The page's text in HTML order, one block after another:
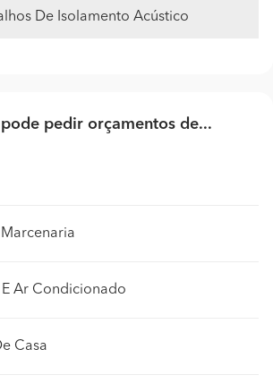
De Isolamento Acústico
pedir orçamentos de...
Ar Condicionado
Casa